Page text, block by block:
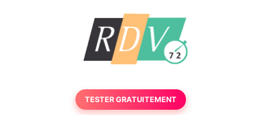
TESTER GRATUITEMENT